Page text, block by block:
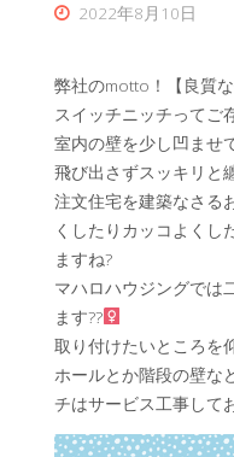
2022年8月10日
弊社のmotto！【良質な
スイッチニッチってご
室内の壁を少し凹ませ
飛び出さずスッキリと
注文住宅を建築なさる
くしたりカッコよくし
ますね?
マハロハウジングでは
ます??‍
取り付けたいところを
ホールとか階段の壁な
チはサービス工事して